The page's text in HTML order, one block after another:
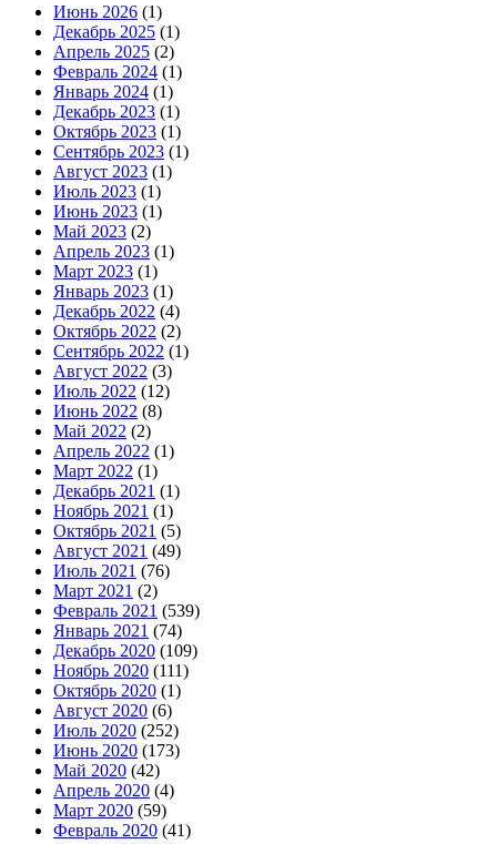
Июнь 2026 (1)
Декабрь 2025 (1)
Апрель 2025 (2)
Февраль 2024 (1)
Январь 2024 (1)
Декабрь 2023 (1)
Октябрь 2023 (1)
Сентябрь 2023 (1)
Август 2023 (1)
Июль 2023 (1)
Июнь 2023 (1)
Май 2023 (2)
Апрель 2023 (1)
Март 2023 (1)
Январь 2023 (1)
Декабрь 2022 (4)
Октябрь 2022 (2)
Сентябрь 2022 (1)
Август 2022 (3)
Июль 2022 (12)
Июнь 2022 (8)
Май 2022 (2)
Апрель 2022 (1)
Март 2022 (1)
Декабрь 2021 (1)
Ноябрь 2021 (1)
Октябрь 2021 (5)
Август 2021 (49)
Июль 2021 (76)
Март 2021 (2)
Февраль 2021 (539)
Январь 2021 (74)
Декабрь 2020 (109)
Ноябрь 2020 (111)
Октябрь 2020 (1)
Август 2020 (6)
Июль 2020 (252)
Июнь 2020 (173)
Май 2020 (42)
Апрель 2020 (4)
Март 2020 (59)
Февраль 2020 (41)